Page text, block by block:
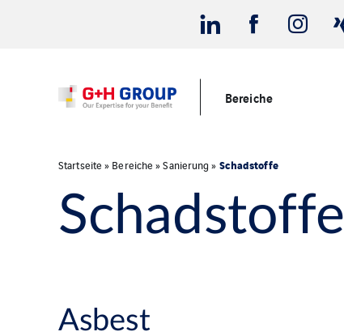
Bereiche
Startseite » Bereiche »Sanierung » Schadstoffe
Schadstoffe
Asbest